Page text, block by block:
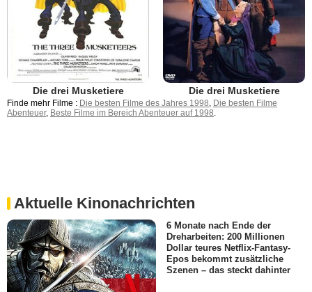
Die drei Musketiere Die drei Musketiere
Finde mehr Filme : Die besten Filme des Jahres 1998, Die besten Filme
Abenteuer, Beste Filme im Bereich Abenteuer auf 1998.
Aktuelle Kinonachrichten
6 Monate nach Ende der
Dreharbeiten: 200 Millionen
Dollar teures Netflix-Fantasy-
Epos bekommt zusätzliche
Szenen – das steckt dahinter